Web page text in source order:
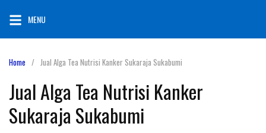
content
MENU
Home Jual Alga Tea Nutrisi Kanker Sukaraja Sukabumi
Jual Alga Tea Nutrisi Kanker
Sukaraja Sukabumi